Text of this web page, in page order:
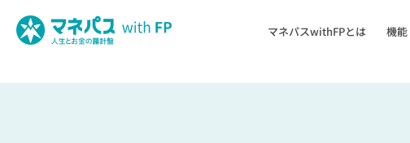
マネパスwithFPとは 機能